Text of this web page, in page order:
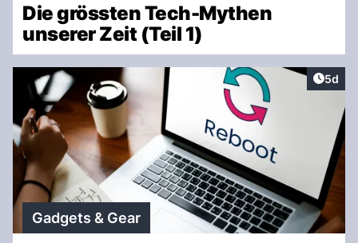
Die grössten Tech-Mythen
unserer Zeit (Teil 1)
5d
Gadgets & Gear